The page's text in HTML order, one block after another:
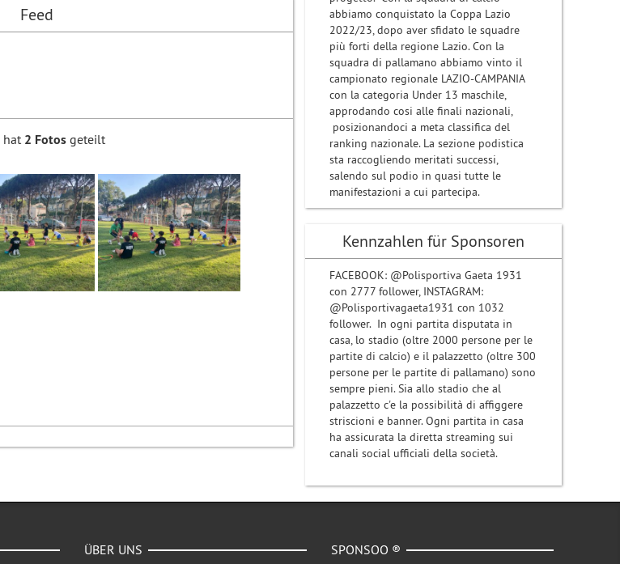
Feed
hat 2 Fotos geteilt
abbiamo conquistato la Coppa Lazio
2022/23, dopo aver sfidato le squadre
più forti della regione Lazio. Con la
squadra di pallamano abbiamo vinto il
campionato regionale LAZIO-CAMPANIA
con la categoria Under 13 maschile,
approdando cosi alle finali nazionali,
posizionandoci a meta classifica del
ranking nazionale. La sezione podistica
sta raccogliendo meritati successi,
salendo sul podio in quasi tutte le
manifestazioni a cui partecipa.
Kennzahlen für Sponsoren
FACEBOOK: @Polisportiva Gaeta 1931
con 2777 follower, INSTAGRAM:
@Polisportivagaeta1931 con 1032
follower. In ogni partita disputata in
casa, lo stadio (oltre 2000 persone per le
partite di calcio) e il palazzetto (oltre 300
persone per le partite di pallamano) sono
sempre pieni. Sia allo stadio che al
palazzetto c'e la possibilità di affiggere
striscioni e banner. Ogni partita in casa
ha assicurata la diretta streaming sui
canali social ufficiali della società.
ÜBER UNS SPONSOO ®